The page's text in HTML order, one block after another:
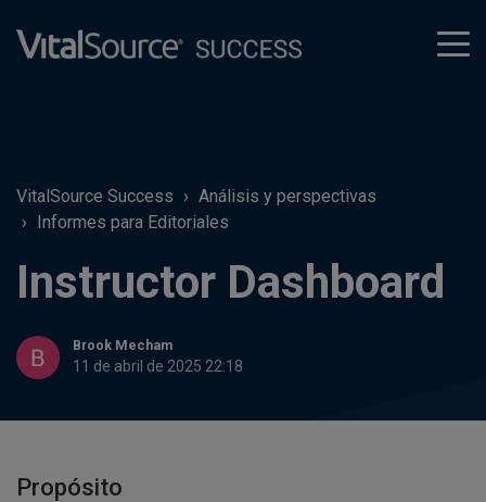
VitalSource Success
Análisis y perspectivas
Informes para Editoriales
Instructor Dashboard
Brook Mecham
11 de abril de 2025 22:18
Propósito